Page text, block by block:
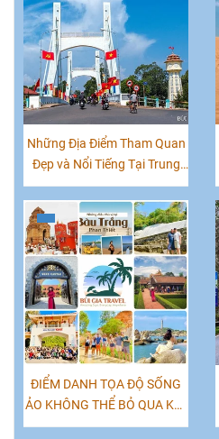
Những Địa Điểm Tham Quan
Đẹp và Nổi Tiếng Tại Trung
Tâm TP. Phan Thiết
ĐIỂM DANH TỌA ĐỘ SỐNG
ẢO KHÔNG THỂ BỎ QUA KHI
CHECK-IN MŨI NÉ PHAN